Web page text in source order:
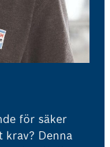
för säker
Denna